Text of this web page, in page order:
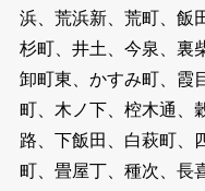
浜、荒浜新、荒町、飯
杉町、井土、今泉、裏
卸町東、かすみ町、霞
町、木ノ下、椌木通、
路、下飯田、白萩町、
町、畳屋丁、種次、長